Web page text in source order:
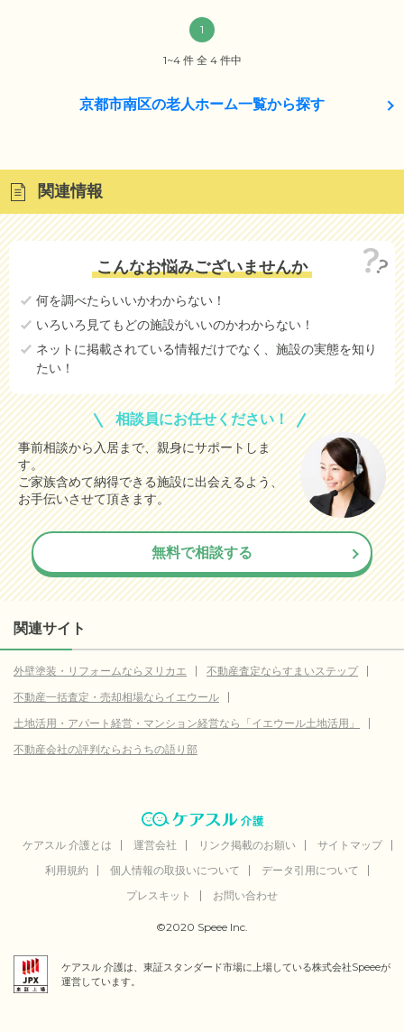
1
1~4 件 全 4 件中
京都市南区の老人ホーム一覧から探す
関連情報
こんなお悩みございませんか
何を調べたらいいかわからない！
いろいろ見てもどの施設がいいのかわからない！
ネットに掲載されている情報だけでなく、施設の実態を知り
たい！
相談員にお任せください！
事前相談から入居まで、親身にサポートしま
す。
ご家族含めて納得できる施設に出会えるよう、
お手伝いさせて頂きます。
無料で相談する
関連サイト
外壁塗装・リフォームならヌリカエ
不動産査定ならすまいステップ
不動産一括査定・売却相場ならイエウール
土地活用・アパート経営・マンション経営なら「イエウール土地活用」
不動産会社の評判ならおうちの語り部
ケアスル 介護とは 運営会社 リンク掲載のお願い
サイトマップ
利用規約
個人情報の取扱いについて
データ引用について
プレスキット
お問い合わせ
©2020 Speee Inc.
ケアスル 介護は、東証スタンダード市場に上場している株式会社Speeeが
運営しています。